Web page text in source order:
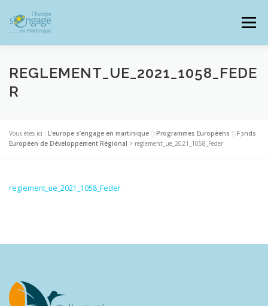
contenu
Menu
REGLEMENT_UE_2021_1058_FEDE
R
Vous êtes ici : L’europe s’engage en martinique >Programmes Européens >Fonds
Européen de Développement Régional > reglement_ue_2021_1058_Feder
reglement_ue_2021_1058_Feder